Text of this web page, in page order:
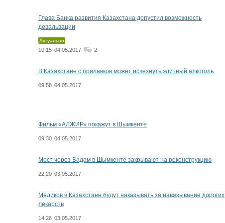
Глава Банка развития Казахстана допустил возможность
девальвации
Актуально
10:15 04.05.2017 2
В Казахстане с прилавков может исчезнуть элитный алкоголь
09:58 04.05.2017
Фильм «АЛЖИР» покажут в Шымкенте
09:30 04.05.2017
Мост через Бадам в Шымкенте закрывают на реконструкцию
22:20 03.05.2017
Медиков в Казахстане будут наказывать за навязывание дорогих
лекарств
14:26 03.05.2017